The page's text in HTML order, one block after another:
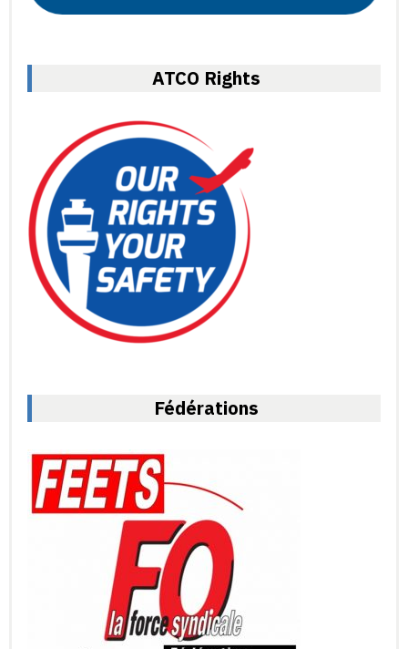
ATCO Rights
Fédérations